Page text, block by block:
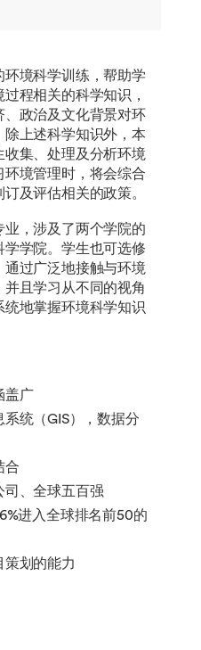
境科学训练，帮助学
程相关的科学知识，
政治及文化背景对环
上述科学知识外，本
集、处理及分析环境
境管理时，将会综合
及评估相关的政策。
，涉及了两个学院的
学院。学生也可选修
过广泛地接触与环境
且学习从不同的视角
地掌握环境科学知识
盖广
统（GIS），数据分
合
司、全球五百强
进入全球排名前50的
策划的能力